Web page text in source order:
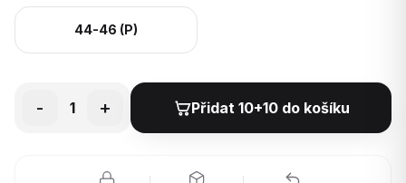
44-46 (P)
- 1 + Přidat 10+10 do košíku